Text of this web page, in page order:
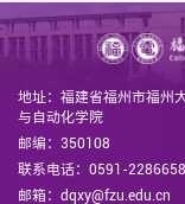
地址：福建省福州市福州
与自动化学院
邮编：350108
联系电话：0591-
邮箱：dqxy@fzu.edu.cn